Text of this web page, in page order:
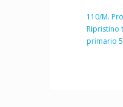
110/M.
Ripristino
primario